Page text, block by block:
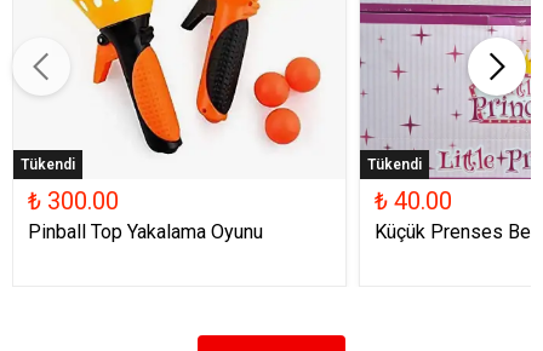
Tükendi
₺ 300.00
Pinball Top Yakalama Oyunu
Tükendi
₺ 40.00
Küçük Prenses